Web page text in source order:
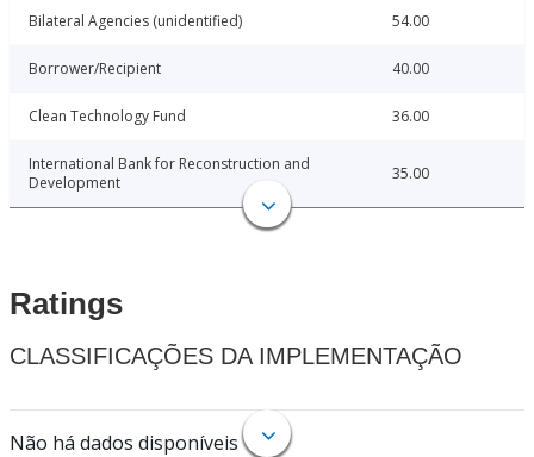
Bilateral Agencies (unidentified) 54.00
Borrower/Recipient 40.00
Clean Technology Fund 36.00
International Bank for Reconstruction and
Development
35.00
Ratings
CLASSIFICAÇÕES DA IMPLEMENTAÇÃO
Não há dados disponíveis